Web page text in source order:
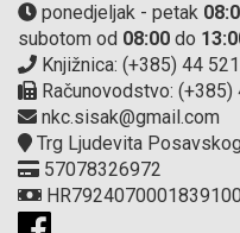
ponedjeljak - petak
subotom od 08:00 do
Knjižnica: (+385) 44
Računovodstvo:
nkc.sisak@gmail.com
Trg Ljudevita
57078326972